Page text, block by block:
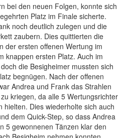
bei den neuen Folgen, konnte sich
Platz im Finale sicherte.
noch deutlich zulegen und die
zaubern. Dies quittierten die
der ersten offenen Wertung im
knappen ersten Platz. Auch im
die Besigheimer mussten sich
begnügen. Nach der offenen
Andrea und Frank das Strahlen
kriegen, da alle 5 Wertungsrichter
hielten. Dies wiederholte sich auch
dem Quick-Step, so dass Andrea
5 gewonnenen Tänzen klar den